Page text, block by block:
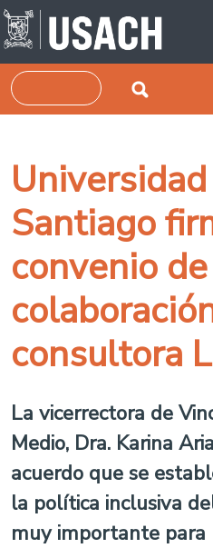
Pasar al contenido principal
Buscar
Santiago
convenio de
consultora
La vicerrectora de
Medio, Dra. Karina
acuerdo que se
la política inclusiva
muy importante para